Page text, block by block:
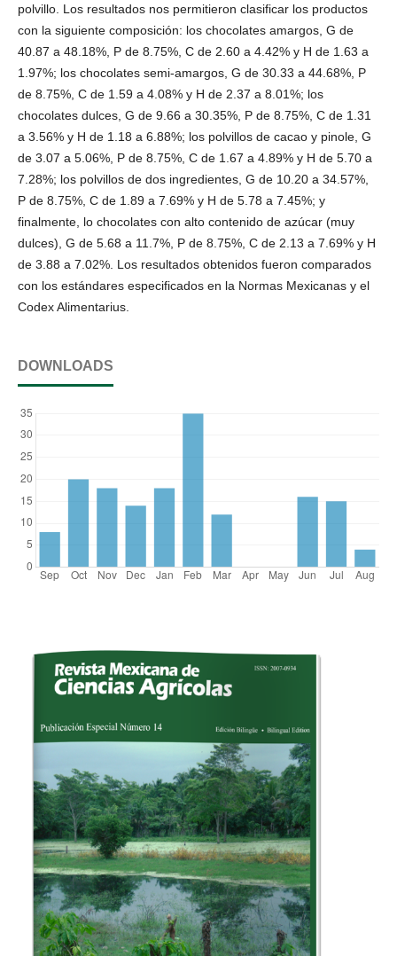
polvillo. Los resultados nos permitieron clasificar los productos
con la siguiente composición: los chocolates amargos, G de
40.87 a 48.18%, P de 8.75%, C de 2.60 a 4.42% y H de 1.63 a
1.97%; los chocolates semi-amargos, G de 30.33 a 44.68%, P
de 8.75%, C de 1.59 a 4.08% y H de 2.37 a 8.01%; los
chocolates dulces, G de 9.66 a 30.35%, P de 8.75%, C de 1.31
a 3.56% y H de 1.18 a 6.88%; los polvillos de cacao y pinole, G
de 3.07 a 5.06%, P de 8.75%, C de 1.67 a 4.89% y H de 5.70 a
7.28%; los polvillos de dos ingredientes, G de 10.20 a 34.57%,
P de 8.75%, C de 1.89 a 7.69% y H de 5.78 a 7.45%; y
finalmente, lo chocolates con alto contenido de azúcar (muy
dulces), G de 5.68 a 11.7%, P de 8.75%, C de 2.13 a 7.69% y H
de 3.88 a 7.02%. Los resultados obtenidos fueron comparados
con los estándares especificados en la Normas Mexicanas y el
Codex Alimentarius.
DOWNLOADS